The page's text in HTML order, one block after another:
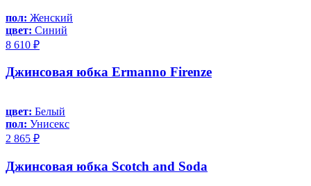
пол: Женский
цвет: Синий
8 610 ₽
Джинсовая юбка Ermanno Firenze
цвет: Белый
пол: Унисекс
2 865 ₽
Джинсовая юбка Scotch and Soda